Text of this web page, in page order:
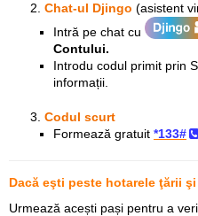
Chat-ul Djingo (asistent
Intră pe chat cu
Contului.
Introdu codul primit prin
informații.
Codul scurt
Formează gratuit *133#
Dacă eşti peste hotarele ţării
Urmează acești pași pentru a